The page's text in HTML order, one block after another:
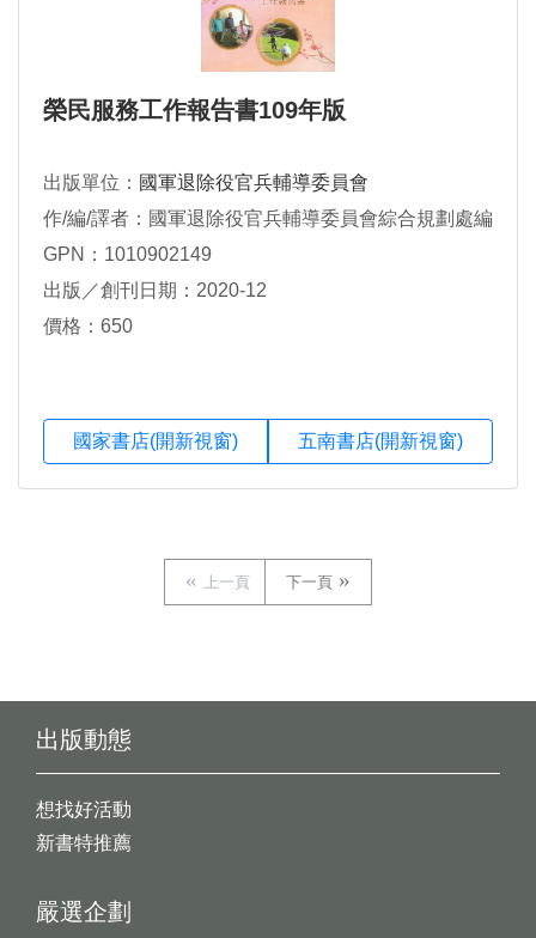
榮民服務工作報告書109年版
出版單位： 國軍退除役官兵輔導委員會
作/編/譯者：國軍退除役官兵輔導委員會綜合規劃處編
GPN：1010902149
出版／創刊日期：2020-12
價格：650
國家書店(開新視窗) 五南書店(開新視窗)
上一頁 下一頁
出版動態
想找好活動
新書特推薦
嚴選企劃